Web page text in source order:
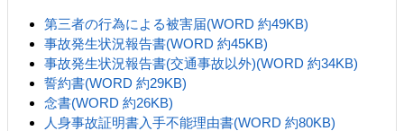
第三者の行為による被害届(WORD 約49KB)
事故発生状況報告書(WORD 約45KB)
事故発生状況報告書(交通事故以外)(WORD 約34KB)
誓約書(WORD 約29KB)
念書(WORD 約26KB)
人身事故証明書入手不能理由書(WORD 約80KB)